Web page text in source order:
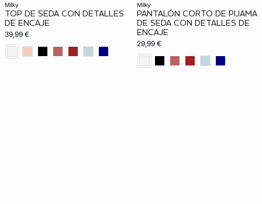
milky
TOP DE SEDA CON DETALLES
DE ENCAJE
39,99 €
milky
PANTALÓN CORTO DE PIJAMA
DE SEDA CON DETALLES DE
ENCAJE
29,99 €